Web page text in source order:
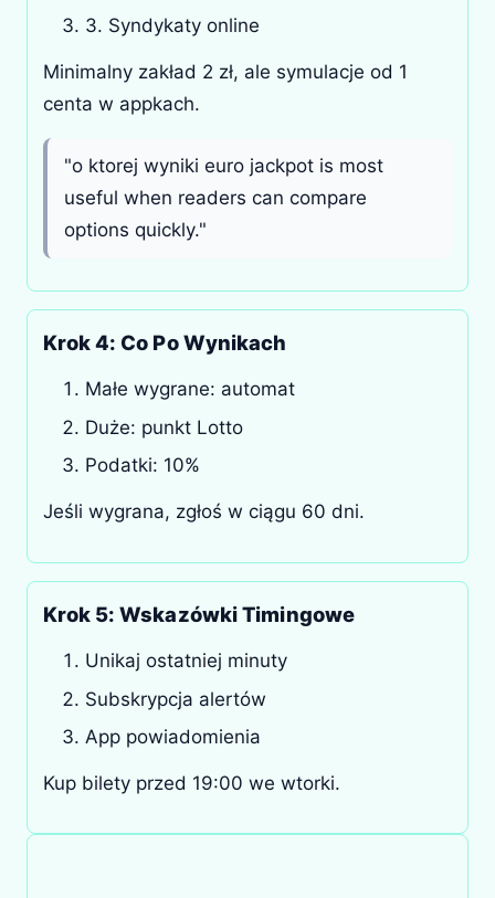
3. Syndykaty online
Minimalny zakład 2 zł, ale symulacje od 1
centa w appkach.
"o ktorej wyniki euro jackpot is most
useful when readers can compare
options quickly."
Krok 4: Co Po Wynikach
Małe wygrane: automat
Duże: punkt Lotto
Podatki: 10%
Jeśli wygrana, zgłoś w ciągu 60 dni.
Krok 5: Wskazówki Timingowe
Unikaj ostatniej minuty
Subskrypcja alertów
App powiadomienia
Kup bilety przed 19:00 we wtorki.